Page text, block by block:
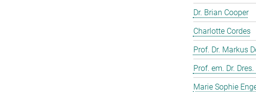
Dr. Brian Cooper
Charlotte Cordes
Prof. Dr. Markus
Prof. em. Dr.
Marie Sophie